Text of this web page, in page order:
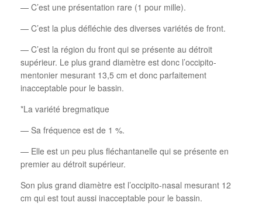
— C’est une présentation rare (1 pour mille).
— C’est la plus défléchie des diverses variétés de front.
— C’est la région du front qui se présente au détroit
supérieur. Le plus grand diamètre est donc l’occipito-
mentonier mesurant 13,5 cm et donc parfaitement
inacceptable pour le bassin.
*La variété bregmatique
— Sa fréquence est de 1 %.
— Elle est un peu plus fléchantanelle qui se présente en
premier au détroit supérieur.
Son plus grand diamètre est l’occipito-nasal mesurant 12
cm qui est tout aussi inacceptable pour le bassin.